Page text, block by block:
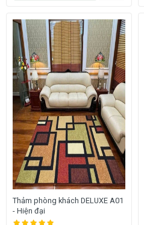
Thảm phòng khách DELUXE A01
- Hiện đại